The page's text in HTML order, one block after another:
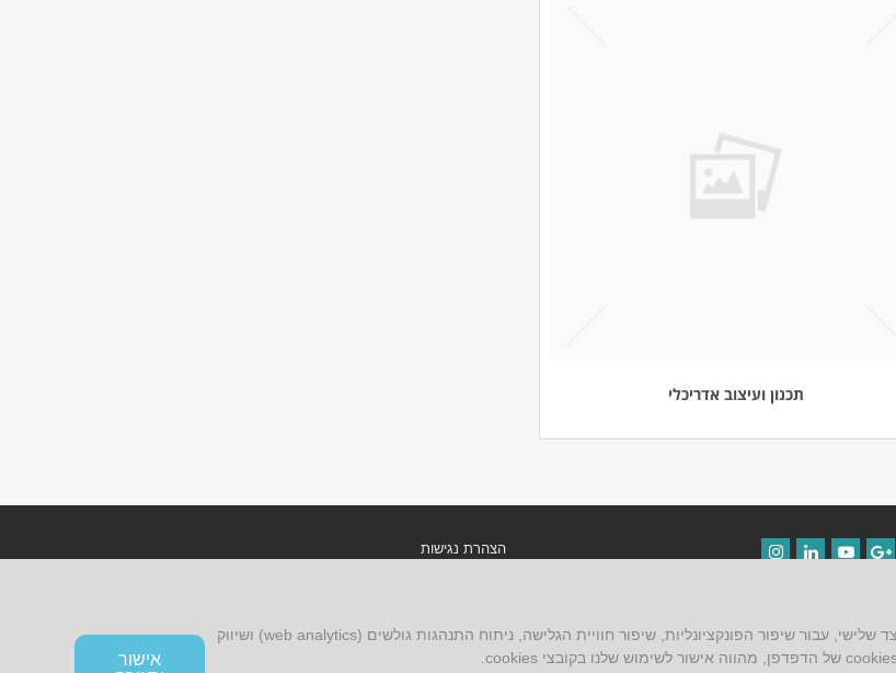
תכנון ועיצוב אדריכלי
הצהרת נגישות
אתר זה עושה שימוש בקובצי cookies, לרבות קובצי cookies של צד שלישי, עבור שיפור הפונקציונליות, שיפור חוויית הגלישה, ניתוח התנהגות גולשים (web analytics) ושיווק
אישור